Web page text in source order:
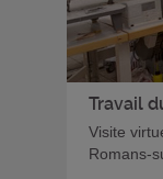
Travail
Visite
Romans-